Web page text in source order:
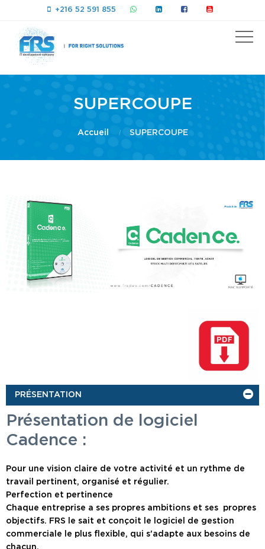
+216 52 591 855
SUPERCOUPE
Accueil SUPERCOUPE
PRÉSENTATION
Présentation de logiciel
Cadence :
Pour une vision claire de votre activité et un rythme de
travail pertinent, organisé et régulier.
Perfection et pertinence
Chaque entreprise a ses propres ambitions et ses propres
objectifs. FRS le sait et conçoit le logiciel de gestion
commerciale le plus flexible, qui s'adapte aux besoins de
chacun.